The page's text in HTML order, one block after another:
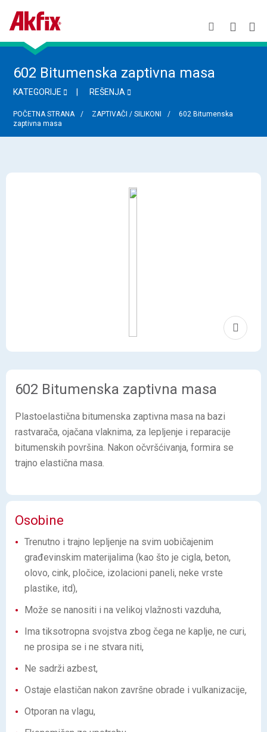
602 Bitumenska zaptivna masa
KATEGORIJE REŠENJA
POČETNA STRANA ZAPTIVAČI / SILIKONI
602 Bitumenska
zaptivna masa
602 Bitumenska zaptivna masa
Plastoelastična bitumenska zaptivna masa na bazi
rastvarača, ojačana vlaknima, za lepljenje i reparacije
bitumenskih površina. Nakon očvršćivanja, formira se
trajno elastična masa.
Osobine
Trenutno i trajno lepljenje na svim uobičajenim
građevinskim materijalima (kao što je cigla, beton,
olovo, cink, pločice, izolacioni paneli, neke vrste
plastike, itd),
Može se nanositi i na velikoj vlažnosti vazduha,
Ima tiksotropna svojstva zbog čega ne kaplje, ne curi,
ne prosipa se i ne stvara niti,
Ne sadrži azbest,
Ostaje elastičan nakon završne obrade i vulkanizacije,
Otporan na vlagu,